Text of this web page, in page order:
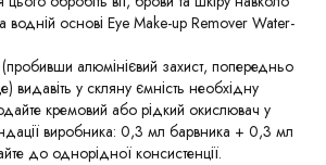
основі Eye Make-up Remover Water-
(пробивши алюмінієвий захист, попередньо
видавіть у скляну ємність необхідну
кремовий або рідкий окислювач у
виробника: 0,3 мл барвника + 0,3 мл
до однорідної консистенції.